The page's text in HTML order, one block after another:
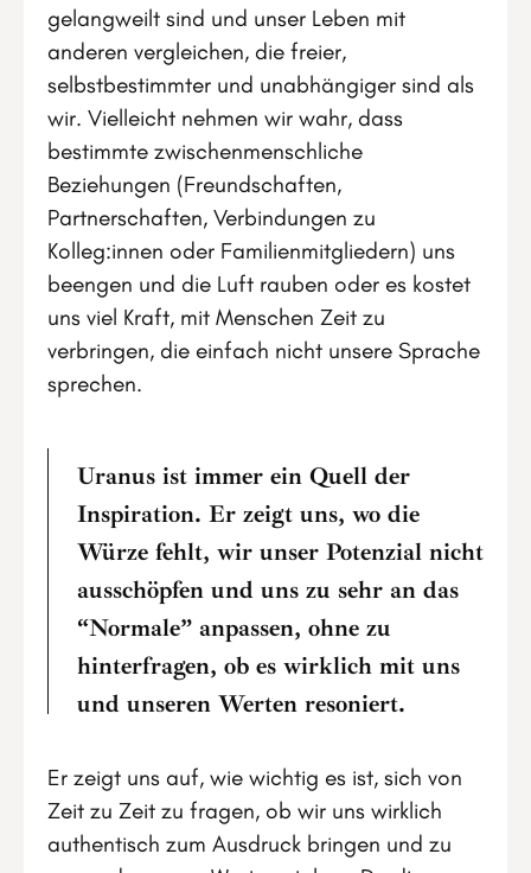
gelangweilt sind und unser Leben mit
anderen vergleichen, die freier,
selbstbestimmter und unabhängiger sind als
wir. Vielleicht nehmen wir wahr, dass
bestimmte zwischenmenschliche
Beziehungen (Freundschaften,
Partnerschaften, Verbindungen zu
Kolleg:innen oder Familienmitgliedern) uns
beengen und die Luft rauben oder es kostet
uns viel Kraft, mit Menschen Zeit zu
verbringen, die einfach nicht unsere Sprache
sprechen.
Uranus ist immer ein Quell der
Inspiration. Er zeigt uns, wo die
Würze fehlt, wir unser Potenzial nicht
ausschöpfen und uns zu sehr an das
“Normale” anpassen, ohne zu
hinterfragen, ob es wirklich mit uns
und unseren Werten resoniert.
Er zeigt uns auf, wie wichtig es ist, sich von
Zeit zu Zeit zu fragen, ob wir uns wirklich
authentisch zum Ausdruck bringen und zu